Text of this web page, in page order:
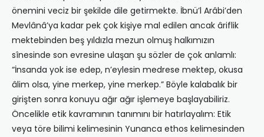
önemini veciz bir şekilde dile getirmekte. İbnü’l Arâbi’den
Mevlânâ’ya kadar pek çok kişiye mal edilen ancak âriflik
mektebinden beş yıldızla mezun olmuş halkımızın
sînesinde son evresine ulaşan şu sözler de çok anlamlı:
“İnsanda yok ise edep, n’eylesin medrese mektep, okusa
âlim olsa, yine merkep, yine merkep.” Böyle kalabalık bir
girişten sonra konuyu ağır ağır işlemeye başlayabiliriz.
Öncelikle etik kavramının tanımını bir hatırlayalım: Etik
veya töre bilimi kelimesinin Yunanca ethos kelimesinden